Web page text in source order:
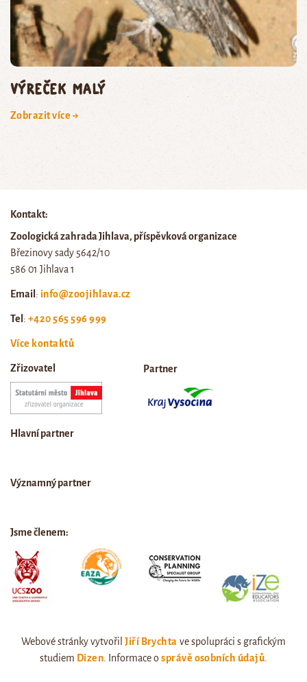
výreček malý
Zobrazit více →
Kontakt:
Zoologická zahrada Jihlava, příspěvková organizace
Březinovy sady 5642/10
586 01 Jihlava 1
Email : info@zoojihlava.cz
Tel : +420 565 596 999
Více kontaktů
Zřizovatel Partner
Hlavní partner
Významný partner
Jsme členem:
Webové stránky vytvořilJiří Brychta ve spolupráci s grafickým
studiem Dizen. Informace osprávě osobních údajů.